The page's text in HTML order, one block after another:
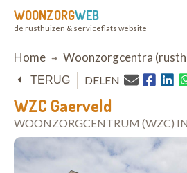
WOONZORGWEB
dé rusthuizen & serviceflats website
Breadcrumb
Home Woonzorgcentra
WZC Gaerveld
WOONZORGCENTRUM (WZC)
TERUG DELEN
open in Google Maps